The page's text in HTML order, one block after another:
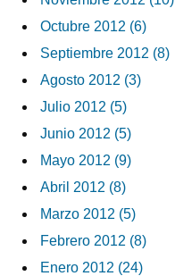
Octubre 2012 (6)
Septiembre 2012 (8)
Agosto 2012 (3)
Julio 2012 (5)
Junio 2012 (5)
Mayo 2012 (9)
Abril 2012 (8)
Marzo 2012 (5)
Febrero 2012 (8)
Enero 2012 (24)